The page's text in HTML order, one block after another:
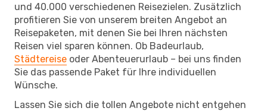
und 40.000 verschiedenen Reisezielen. Zusätzlich
profitieren Sie von unserem breiten Angebot an
Reisepaketen, mit denen Sie bei Ihren nächsten
Reisen viel sparen können. Ob Badeurlaub,
Städtereise oder Abenteuerurlaub – bei uns finden
Sie das passende Paket für Ihre individuellen
Wünsche.
Lassen Sie sich die tollen Angebote nicht entgehen